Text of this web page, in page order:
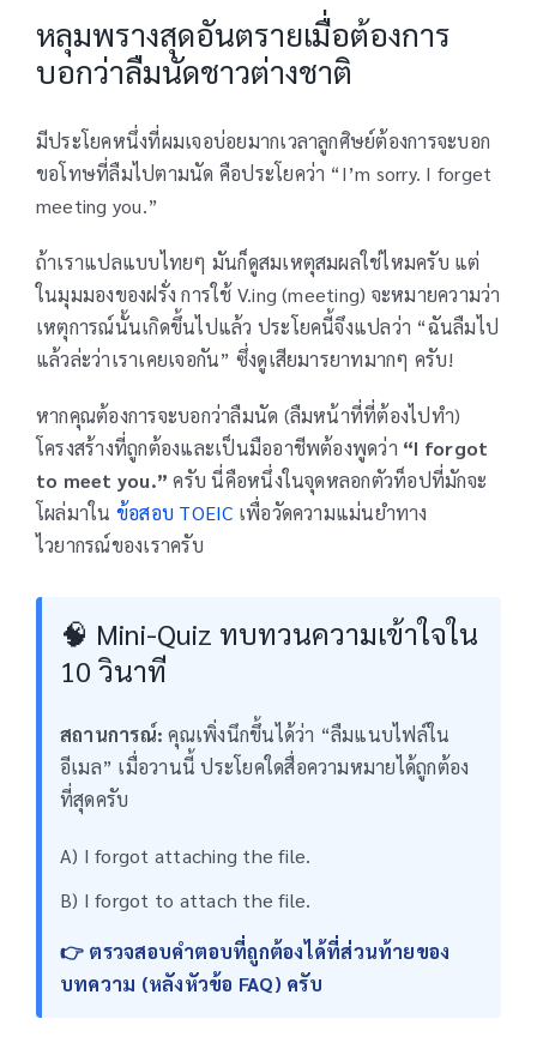
หลุมพรางสุดอันตรายเมื่อต้องการ
บอกว่าลืมนัดชาวต่างชาติ
มีประโยคหนึ่งที่ผมเจอบ่อยมากเวลาลูกศิษย์ต้องการจะบอก
ขอโทษที่ลืมไปตามนัด คือประโยคว่า “I’m sorry. I forget
meeting you.”
ถ้าเราแปลแบบไทยๆ มันก็ดูสมเหตุสมผลใช่ไหมครับ แต่
ในมุมมองของฝรั่ง การใช้ V.ing (meeting) จะหมายความว่า
เหตุการณ์นั้นเกิดขึ้นไปแล้ว ประโยคนี้จึงแปลว่า “ฉันลืมไป
แล้วล่ะว่าเราเคยเจอกัน” ซึ่งดูเสียมารยาทมากๆ ครับ!
หากคุณต้องการจะบอกว่าลืมนัด (ลืมหน้าที่ที่ต้องไปทำ)
โครงสร้างที่ถูกต้องและเป็นมืออาชีพต้องพูดว่า “I forgot
to meet you.” ครับ นี่คือหนึ่งในจุดหลอกตัวท็อปที่มักจะ
โผล่มาใน ข้อสอบ TOEIC เพื่อวัดความแม่นยำทาง
ไวยากรณ์ของเราครับ
🧠 Mini-Quiz ทบทวนความเข้าใจใน
10 วินาที
สถานการณ์: คุณเพิ่งนึกขึ้นได้ว่า “ลืมแนบไฟล์ใน
อีเมล” เมื่อวานนี้ ประโยคใดสื่อความหมายได้ถูกต้อง
ที่สุดครับ
A) I forgot attaching the file.
B) I forgot to attach the file.
👉 ตรวจสอบคำตอบที่ถูกต้องได้ที่ส่วนท้ายของ
บทความ (หลังหัวข้อ FAQ) ครับ